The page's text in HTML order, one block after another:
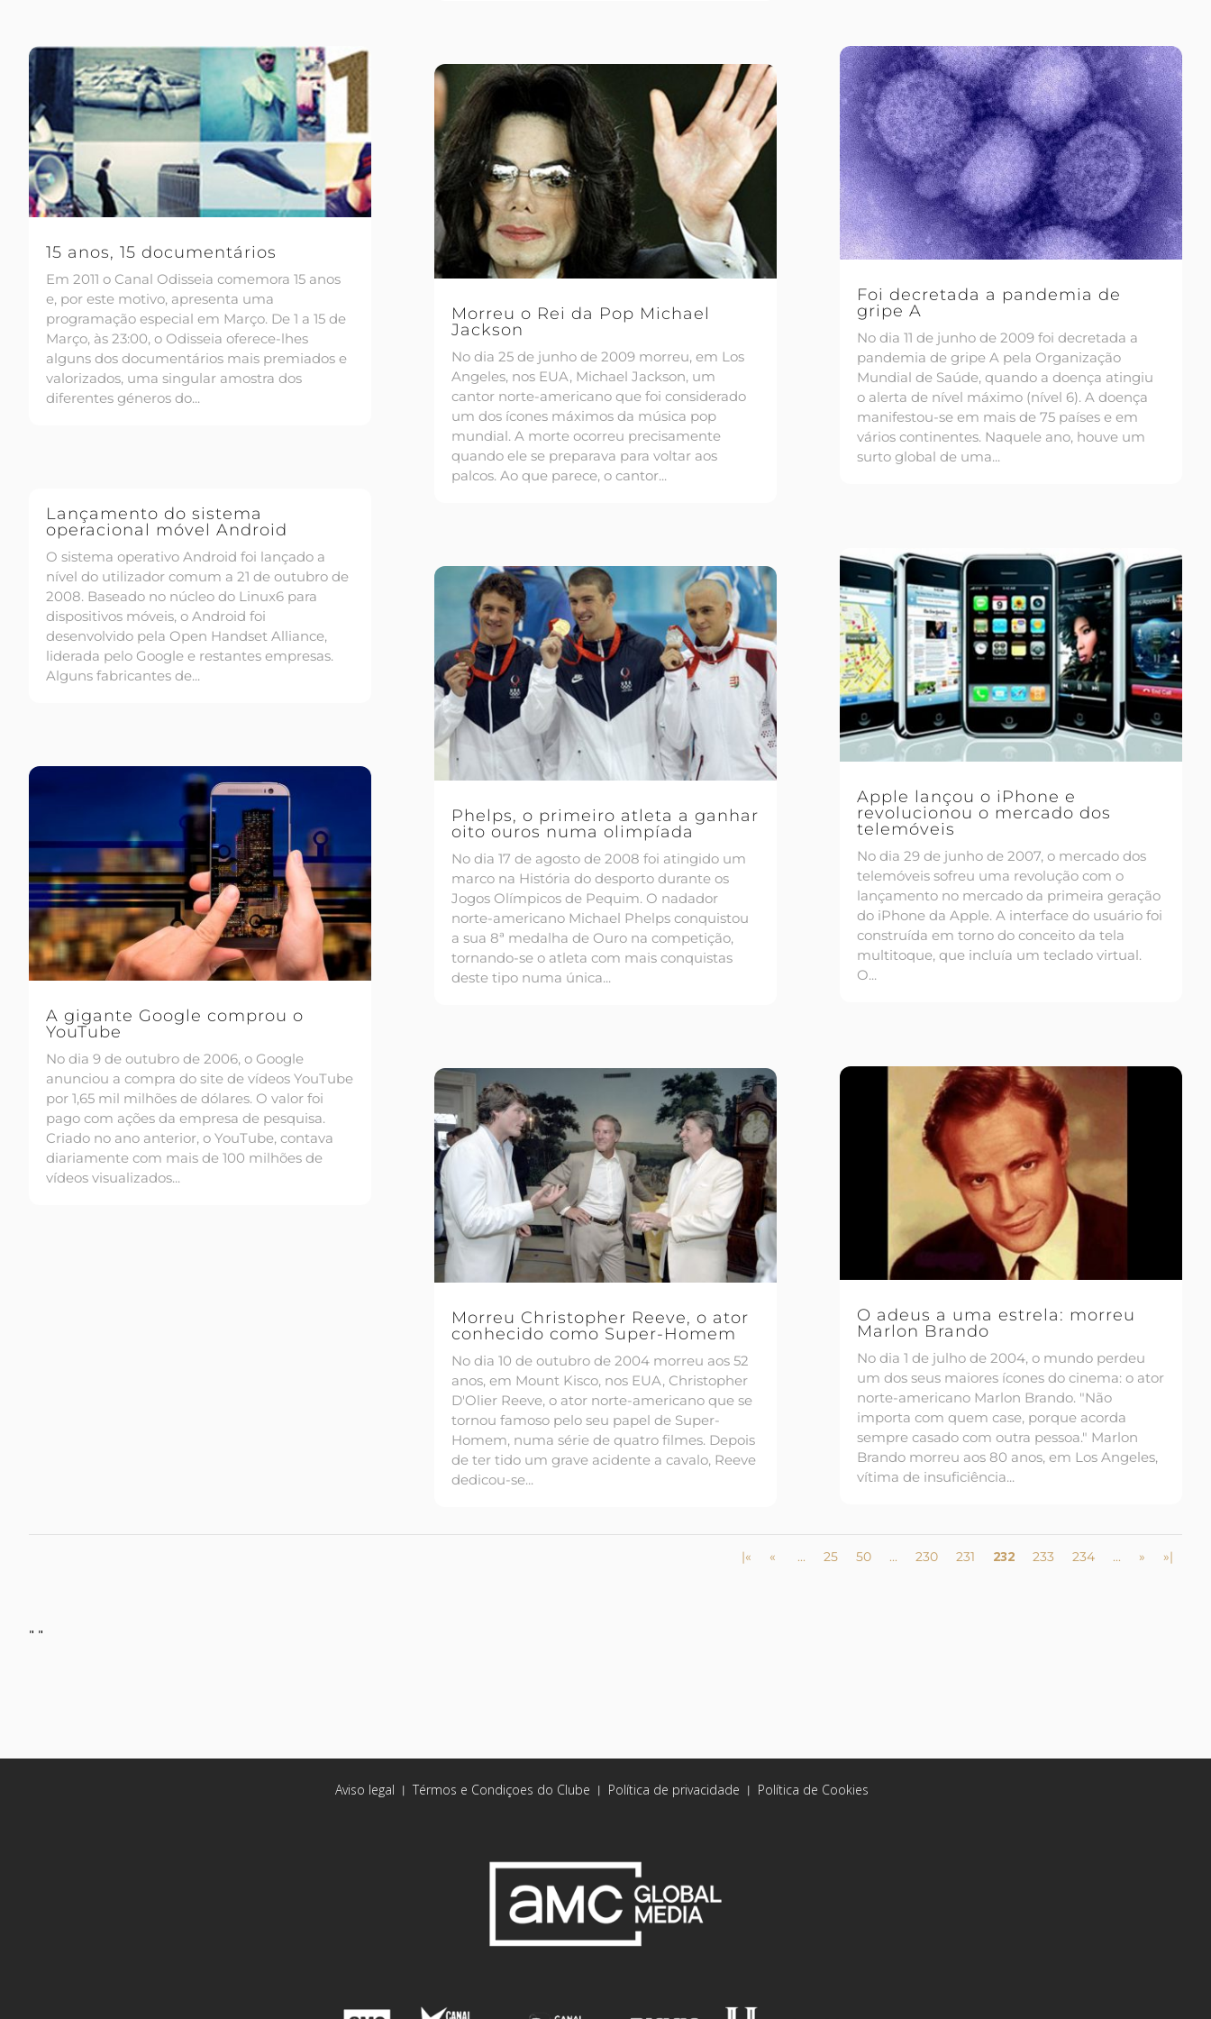
15 anos, 15 documentários
Em 2011 o Canal Odisseia comemora 15 anos
e, por este motivo, apresenta uma
programação especial em Março. De 1 a 15 de
Março, às 23:00, o Odisseia oferece-lhes
alguns dos documentários mais premiados e
valorizados, uma singular amostra dos
diferentes géneros do...
Lançamento do sistema
operacional móvel Android
O sistema operativo Android foi lançado a
nível do utilizador comum a 21 de outubro de
2008. Baseado no núcleo do Linux6 para
dispositivos móveis, o Android foi
desenvolvido pela Open Handset Alliance,
liderada pelo Google e restantes empresas.
Alguns fabricantes de...
A gigante Google comprou o
YouTube
No dia 9 de outubro de 2006, o Google
anunciou a compra do site de vídeos YouTube
por 1,65 mil milhões de dólares. O valor foi
pago com ações da empresa de pesquisa.
Criado no ano anterior, o YouTube, contava
diariamente com mais de 100 milhões de
vídeos visualizados...
Morreu o Rei da Pop Michael
Jackson
No dia 25 de junho de 2009 morreu, em Los
Angeles, nos EUA, Michael Jackson, um
cantor norte-americano que foi considerado
um dos ícones máximos da música pop
mundial. A morte ocorreu precisamente
quando ele se preparava para voltar aos
palcos. Ao que parece, o cantor...
Phelps, o primeiro atleta a ganhar
oito ouros numa olimpíada
No dia 17 de agosto de 2008 foi atingido um
marco na História do desporto durante os
Jogos Olímpicos de Pequim. O nadador
norte-americano Michael Phelps conquistou
a sua 8ª medalha de Ouro na competição,
tornando-se o atleta com mais conquistas
deste tipo numa única...
Morreu Christopher Reeve, o ator
conhecido como Super-Homem
No dia 10 de outubro de 2004 morreu aos 52
anos, em Mount Kisco, nos EUA, Christopher
D'Olier Reeve, o ator norte-americano que se
tornou famoso pelo seu papel de Super-
Homem, numa série de quatro filmes. Depois
de ter tido um grave acidente a cavalo, Reeve
dedicou-se...
Foi decretada a pandemia de
gripe A
No dia 11 de junho de 2009 foi decretada a
pandemia de gripe A pela Organização
Mundial de Saúde, quando a doença atingiu
o alerta de nível máximo (nível 6). A doença
manifestou-se em mais de 75 países e em
vários continentes. Naquele ano, houve um
surto global de uma...
Apple lançou o iPhone e
revolucionou o mercado dos
telemóveis
No dia 29 de junho de 2007, o mercado dos
telemóveis sofreu uma revolução com o
lançamento no mercado da primeira geração
do iPhone da Apple. A interface do usuário foi
construída em torno do conceito da tela
multitoque, que incluía um teclado virtual.
O...
O adeus a uma estrela: morreu
Marlon Brando
No dia 1 de julho de 2004, o mundo perdeu
um dos seus maiores ícones do cinema: o ator
norte-americano Marlon Brando. "Não
importa com quem case, porque acorda
sempre casado com outra pessoa." Marlon
Brando morreu aos 80 anos, em Los Angeles,
vítima de insuficiência...
|« « ... 25 50 ... 230 231 232 233 234 ... » »|
" "
Aviso legal | Térmos e Condiçoes do Clube | Política de privacidade | Política de Cookies